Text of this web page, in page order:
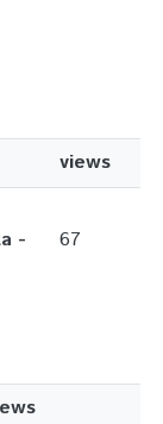
views
-
67